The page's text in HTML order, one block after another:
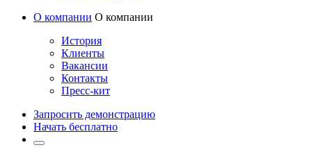
О компании О компании
История
Клиенты
Вакансии
Контакты
Пресс-кит
Запросить демонстрацию
Начать бесплатно